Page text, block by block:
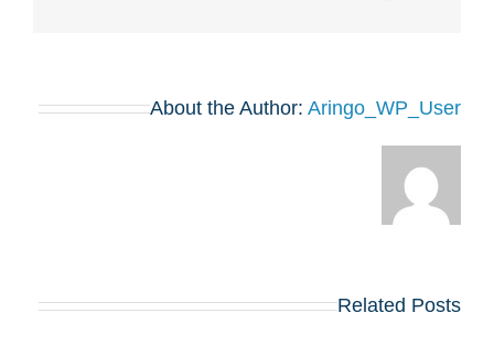
About the Author: Aringo_WP_User
Related Posts